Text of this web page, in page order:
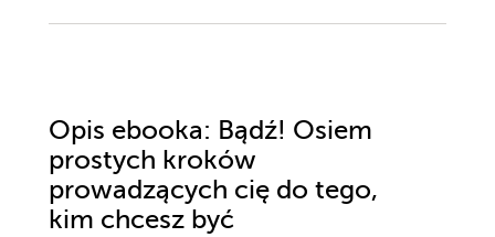
Opis ebooka: Bądź! Osiem
prostych kroków
prowadzących cię do tego,
kim chcesz być